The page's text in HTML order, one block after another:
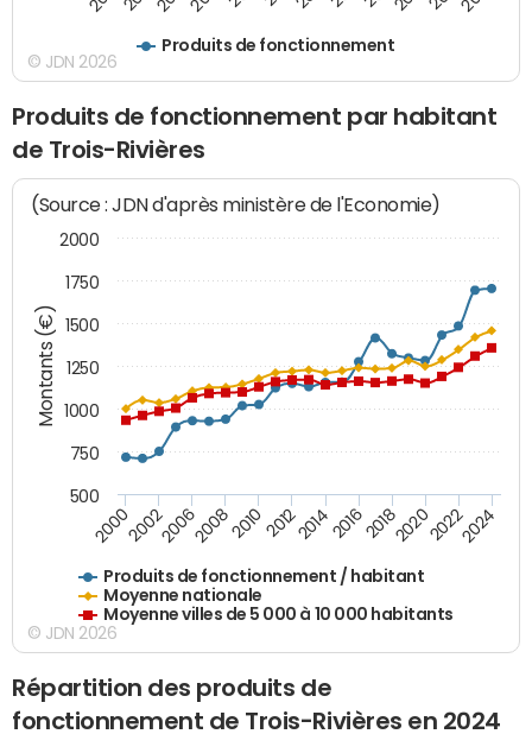
Produits de fonctionnement
© JDN 2026
Produits de fonctionnement par habitant
de Trois-Rivières
Montants (€)
(Source : JDN d'après ministère de l'Economie)
Produits de fonctionnement / habitant
Moyenne nationale
Moyenne villes de 5 000 à 10 000 habitants
200020022006200820102012201420162018202020222024
500
750
1000
1250
1500
1750
2000
© JDN 2026
Répartition des produits de
fonctionnement de Trois-Rivières en 2024